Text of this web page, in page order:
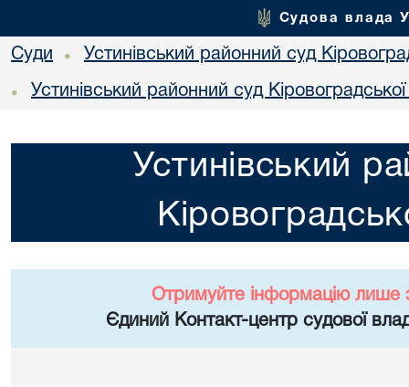
Судова влада
Суди • Устинівський районний суд
• Устинівський районний суд Кіровоградської
Устинівський
Отримуйте інформацію лише
Єдиний Контакт-центр судової